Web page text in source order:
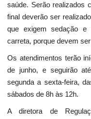
saúde. Serão realizados
final deverão ser
que exigem sedação e
carreta, porque devem
Os atendimentos terão
de junho, e seguirão
segunda a sexta-feira,
sábados de 8h às 12h.
A diretora de